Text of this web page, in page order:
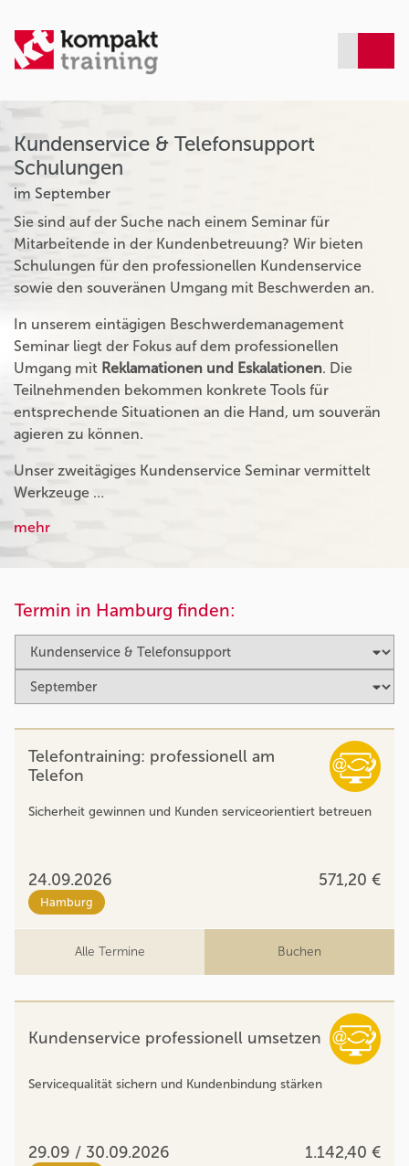
Kundenservice & Telefonsupport
Schulungen
im September
Sie sind auf der Suche nach einem Seminar für
Mitarbeitende in der Kundenbetreuung? Wir bieten
Schulungen für den professionellen Kundenservice
sowie den souveränen Umgang mit Beschwerden an.
In unserem eintägigen Beschwerdemanagement
Seminar liegt der Fokus auf dem professionellen
Umgang mit Reklamationen und Eskalationen. Die
Teilnehmenden bekommen konkrete Tools für
entsprechende Situationen an die Hand, um souverän
agieren zu können.
Unser zweitägiges Kundenservice Seminar vermittelt
Werkzeuge …
mehr
Termin in Hamburg finden:
Telefontraining: professionell am
Telefon
Sicherheit gewinnen und Kunden serviceorientiert betreuen
24.09.2026 571,20 €
Hamburg
Alle Termine Buchen
Kundenservice professionell umsetzen
Servicequalität sichern und Kundenbindung stärken
29.09 / 30.09.2026 1.142,40 €